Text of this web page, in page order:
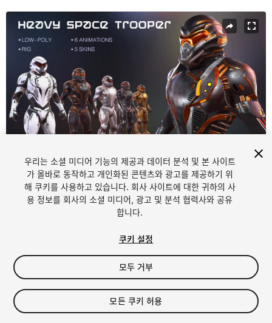
현재 슬라이드: 1 / 33
/33
$40
세금/부가세는 결제 시 반영됩니다.
우리는 소셜 미디어 기능의 제공과 데이터 분석 및 본 사이트
가 올바로 동작하고 개인화된 콘텐츠와 광고를 제공하기 위
해 쿠키를 사용하고 있습니다. 회사 사이트에 대한 귀하의 사
용 정보를 회사의 소셜 미디어, 광고 및 분석 협력사와 공유
합니다.
쿠키 설정
모두 거부
모든 쿠키 허용